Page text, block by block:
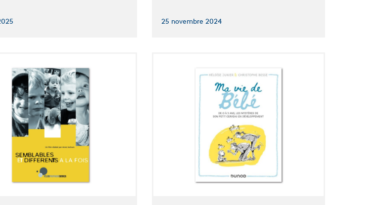
25 novembre 2024